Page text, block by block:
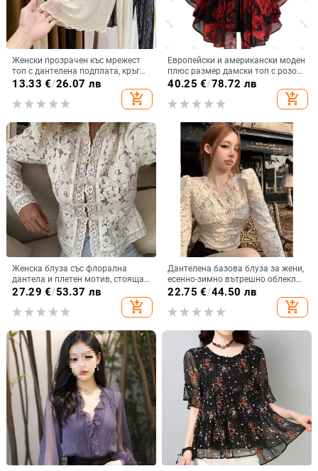
Женски прозрачен къс мрежест
топ с дантелена подплата, кръгло
деколте, дълги ръкави, тънък
13.33 €/26.07 лв
add_shopping_cart
Европейски и американски моден
плюс размер дамски топ с розов
принт и шнур, неправилен ръкав
прилеп, средна дължина за жени,
за да изглеждат стройни
40.25 €/78.72 лв
add_shopping_cart
Женска блуза със флорална
дантела и плетен мотив, стояща
яка, елегантен тесен силует,
27.29 €/53.37 лв
add_shopping_cart
Дантелена базова блуза за жени,
есенно-зимно вътрешно облекло,
2023 нов модел, изискан
дизайнерски стил, нишов дизайн,
дълъг ръкав, бял цвят
22.75 €/44.50 лв
add_shopping_cart